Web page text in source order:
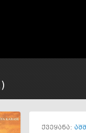
)
ქვეყანა: აშშ